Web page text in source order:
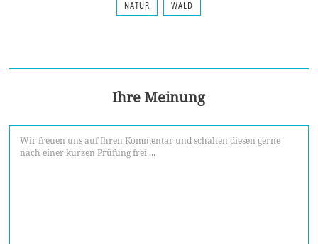
NATUR WALD
Ihre Meinung